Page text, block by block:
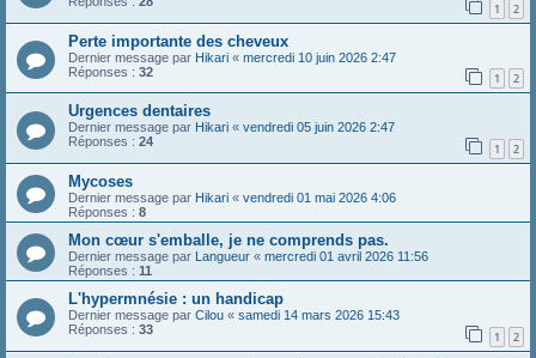
1 2
Perte importante des cheveux
Dernier message par Hikari « mercredi 10 juin 2026 2:47
Réponses : 32 1 2
Urgences dentaires
Dernier message par Hikari « vendredi 05 juin 2026 2:47
Réponses : 24 1 2
Mycoses
Dernier message par Hikari « vendredi 01 mai 2026 4:06
Réponses : 8
Mon cœur s'emballe, je ne comprends pas.
Dernier message par Langueur « mercredi 01 avril 2026 11:56
Réponses : 11
L'hypermnésie : un handicap
Dernier message par Cilou « samedi 14 mars 2026 15:43
Réponses : 33 1 2